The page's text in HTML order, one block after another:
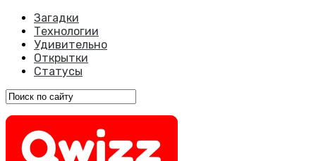
Загадки
Технологии
Удивительно
Открытки
Статусы